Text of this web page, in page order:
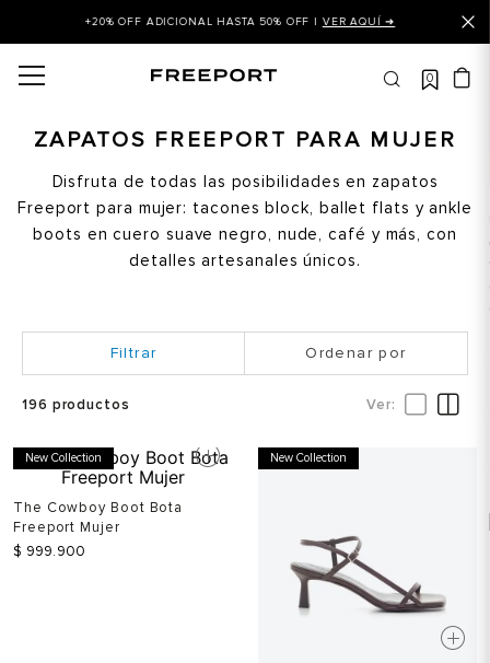
+20% OFF ADICIONAL HASTA 50% OFF | VER AQUÍ ➜
0
ZAPATOS FREEPORT PARA MUJER
Disfruta de todas las posibilidades en zapatos
Freeport para mujer: tacones block, ballet flats y ankle
boots en cuero suave negro, nude, café y más, con
detalles artesanales únicos.
Ordenar por
196 productos
New Collection
The Cowboy Boot Bota
Freeport Mujer
$ 999.900
New Collection
balance
balance 327
tommy hilfiger
mujer